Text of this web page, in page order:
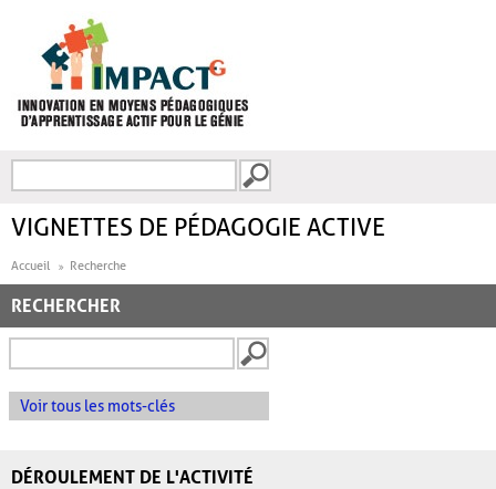
FORMULAIRE DE
VIGNETTES DE PÉDAGOGIE ACTIVE
Accueil Recherche
RECHERCHER
Voir tous les mots-clés
DÉROULEMENT DE L'ACTIVITÉ